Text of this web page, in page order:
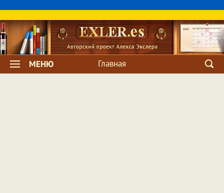
МЕНЮ Главная